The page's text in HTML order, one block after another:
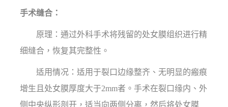
手术缝合：
原理：通过外科手术将残留的处女膜组织进行精
细缝合，恢复其完整性。
适用情况：适用于裂口边缘整齐、无明显的瘢痕
增生且处女膜厚度大于2mm者。手术在裂口缘内、外
侧中央纵形剖开，适当向两侧分离，然后将处女膜